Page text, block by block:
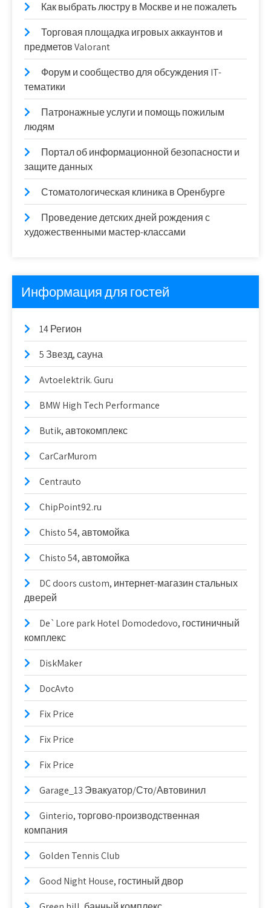
Как выбрать люстру в Москве и не пожалеть
Торговая площадка игровых аккаунтов и
предметов Valorant
Форум и сообщество для обсуждения IT-
тематики
Патронажные услуги и помощь пожилым
людям
Портал об информационной безопасности и
защите данных
Стоматологическая клиника в Оренбурге
Проведение детских дней рождения с
художественными мастер-классами
Информация для гостей
14 Регион
5 Звезд, сауна
Avtoelektrik. Guru
BMW High Tech Performance
Butik, автокомплекс
CarCarMurom
Centrauto
ChipPoint92.ru
Chisto 54, автомойка
Chisto 54, автомойка
DC doors custom, интернет-магазин стальных
дверей
De`Lore park Hotel Domodedovo, гостиничный
комплекс
DiskMaker
DocAvto
Fix Price
Fix Price
Fix Price
Garage_13 Эвакуатор/Сто/Автовинил
Ginterio, торгово-производственная
компания
Golden Tennis Club
Good Night House, гостиный двор